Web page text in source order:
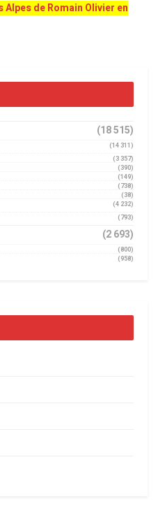
Alpes de Romain Olivier en
(18 515)
(14 311)
(3 357)
(390)
(149)
(738)
(38)
(4 232)
(793)
(2 693)
(800)
(958)